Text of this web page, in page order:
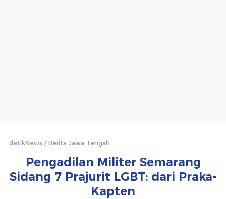
detikNews Berita Jawa Tengah
Pengadilan Militer Semarang
Sidang 7 Prajurit LGBT: dari Praka-
Kapten